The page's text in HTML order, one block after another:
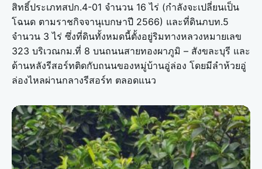
สิทธิ์ประเภทสปก.4-01 จำนวน 16 ไร่ (กำลังจะเปลี่ยนเป็น
โฉนด ตามราชกิจจานุเบกษาปี 2566) และที่ดินภบท.5
จำนวน 3 ไร่ ซึ่งที่ดินทั้งหมดนี้ตั้งอยู่ริมทางหลวงหมายเลข
323 บริเวณกม.ที่ 8 บนถนนสายทองผาภูมิ – สังขละบุรี และ
ด้านหลังรีสอร์ทติดกับถนนของหมู่บ้านอู่ล่อง โดยมีลำห้วยอู่
ล่องไหลผ่านกลางรีสอร์ท ตลอดแนว